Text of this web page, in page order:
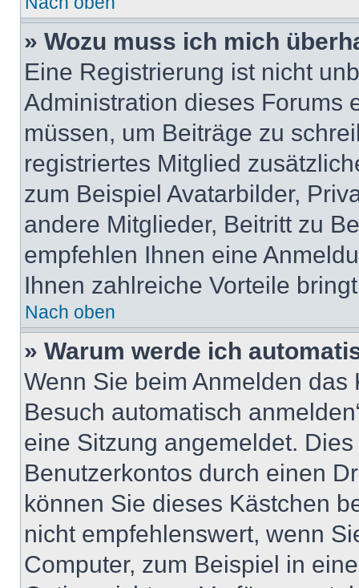
» Wozu muss ich mich
Eine Registrierung ist nicht
Administration dieses Forums
müssen, um Beiträge zu
registriertes Mitglied
zum Beispiel Avatarbilder,
andere Mitglieder, Beitritt zu
empfehlen Ihnen eine
Ihnen zahlreiche Vorteile
Nach oben
» Warum werde ich
Wenn Sie beim Anmelden
Besuch automatisch
eine Sitzung angemeldet.
Benutzerkontos durch einen
können Sie dieses Kästchen
nicht empfehlenswert, wenn
Computer, zum Beispiel in